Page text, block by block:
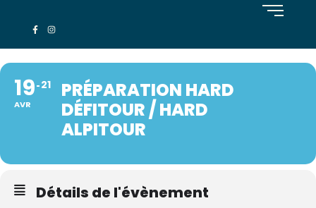
19
AVR
21
PRÉPARATION HARD
DÉFITOUR / HARD
ALPITOUR
Détails de l'évènement